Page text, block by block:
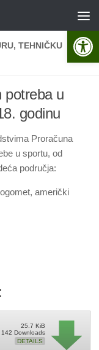
TEHNIČKU
potreba u
godinu
Proračuna
u sportu, od
područja:
američki
25.7 KiB
142 Downloads
DETAILS